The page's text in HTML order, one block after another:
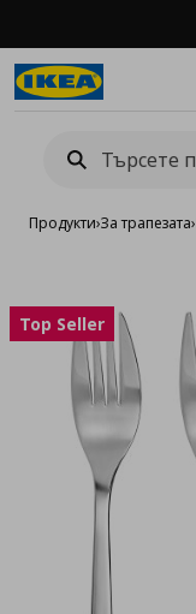
Продукти›За трапезата›
Top Seller